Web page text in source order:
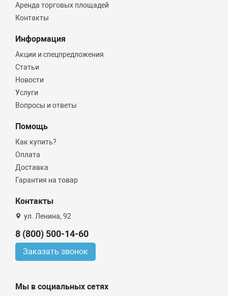
Аренда торговых площадей
Контакты
Информация
Акции и спецпредложения
Статьи
Новости
Услуги
Вопросы и ответы
Помощь
Как купить?
Оплата
Доставка
Гарантия на товар
Контакты
ул. Ленина, 92
8 (800) 500-14-60
Заказать звонок
Мы в социальных сетях